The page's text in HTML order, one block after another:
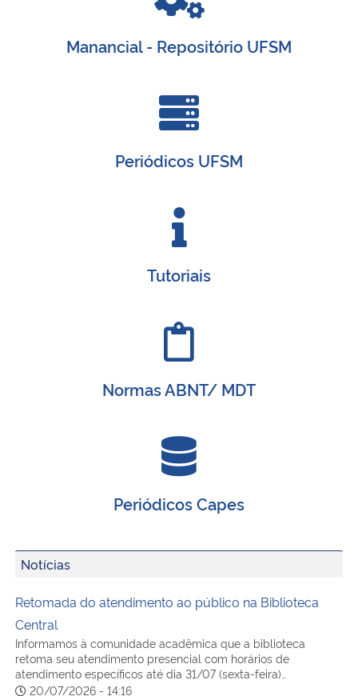
Manancial - Repositório UFSM
Periódicos UFSM
Tutoriais
Normas ABNT/ MDT
Periódicos Capes
Notícias
Retomada do atendimento ao público na Biblioteca
Central
Informamos à comunidade acadêmica que a biblioteca
retoma seu atendimento presencial com horários de
atendimento específicos até dia 31/07 (sexta-feira)…
20/07/2026 - 14:16